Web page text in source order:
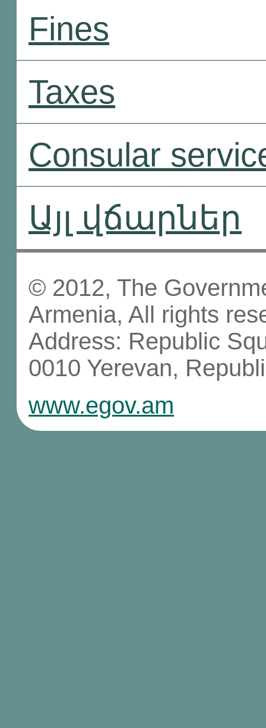
Fines
Taxes
Consular
Այլ վճարներ
© 2012, The
Armenia, All rights
Address: Republic
0010 Yerevan,
www.egov.am